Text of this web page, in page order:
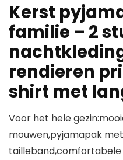
Kerst
familie – 2
rendieren
shirt met
Voor het hele
mouwen,pyjamapak